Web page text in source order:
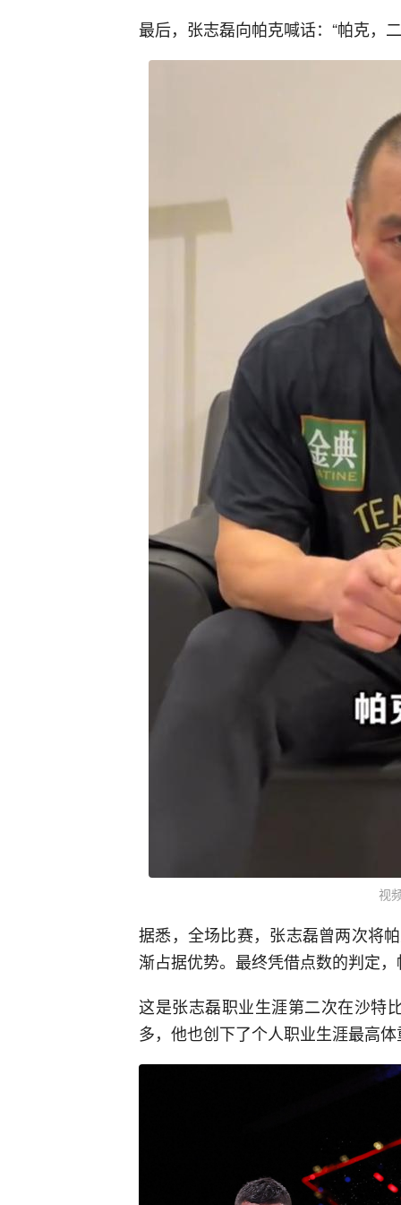
最后，张志磊向帕克喊话：“帕克，
视
据悉，全场比赛，张志磊曾两次将
渐占据优势。最终凭借点数的判定
这是张志磊职业生涯第二次在沙特
多，他也创下了个人职业生涯最高